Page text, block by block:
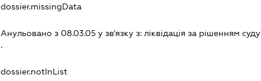
dossier.missingData
Анульовано з 08.03.05 у зв'язку з:лiквiдацiя за рiшенням суду
.
dossier.notInList